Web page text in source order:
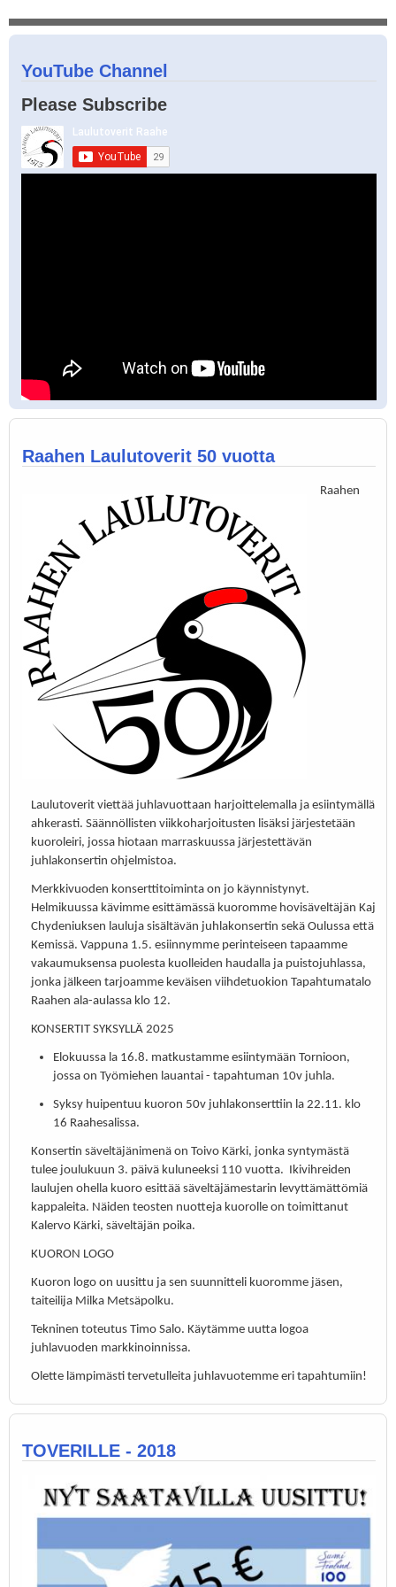
YouTube Channel
Please Subscribe
Raahen Laulutoverit 50 vuotta
Raahen
Laulutoverit viettää juhlavuottaan harjoittelemalla ja esiintymällä
ahkerasti. Säännöllisten viikkoharjoitusten lisäksi järjestetään
kuoroleiri, jossa hiotaan marraskuussa järjestettävän
juhlakonsertin ohjelmistoa.
Merkkivuoden konserttitoiminta on jo käynnistynyt.
Helmikuussa kävimme esittämässä kuoromme hovisäveltäjän Kaj
Chydeniuksen lauluja sisältävän juhlakonsertin sekä Oulussa että
Kemissä. Vappuna 1.5. esiinnymme perinteiseen tapaamme
vakaumuksensa puolesta kuolleiden haudalla ja puistojuhlassa,
jonka jälkeen tarjoamme keväisen viihdetuokion Tapahtumatalo
Raahen ala-aulassa klo 12.
KONSERTIT SYKSYLLÄ 2025
Elokuussa la 16.8. matkustamme esiintymään Tornioon,
jossa on Työmiehen lauantai - tapahtuman 10v juhla.
Syksy huipentuu kuoron 50v juhlakonserttiin la 22.11. klo
16 Raahesalissa.
Konsertin säveltäjänimenä on Toivo Kärki, jonka syntymästä
tulee joulukuun 3. päivä kuluneeksi 110 vuotta. Ikivihreiden
laulujen ohella kuoro esittää säveltäjämestarin levyttämättömiä
kappaleita. Näiden teosten nuotteja kuorolle on toimittanut
Kalervo Kärki, säveltäjän poika.
KUORON LOGO
Kuoron logo on uusittu ja sen suunnitteli kuoromme jäsen,
taiteilija Milka Metsäpolku.
Tekninen toteutus Timo Salo. Käytämme uutta logoa
juhlavuoden markkinoinnissa.
Olette lämpimästi tervetulleita juhlavuotemme eri tapahtumiin!
TOVERILLE - 2018